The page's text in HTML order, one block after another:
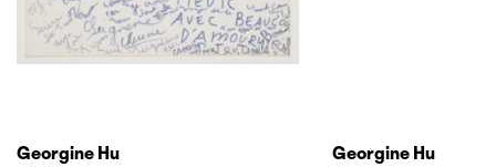
Georgine Hu
Georgine Hu